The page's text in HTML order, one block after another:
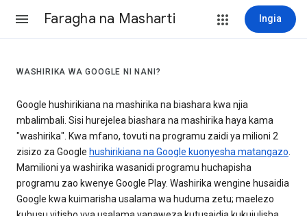
Faragha na Masharti Ingia
WASHIRIKA WA GOOGLE NI NANI?
Google hushirikiana na mashirika na biashara kwa njia
mbalimbali. Sisi hurejelea biashara na mashirika haya kama
"washirika". Kwa mfano, tovuti na programu zaidi ya milioni 2
zisizo za Google hushirikiana na Google kuonyesha matangazo.
Mamilioni ya washirika wasanidi programu huchapisha
programu zao kwenye Google Play. Washirika wengine husaidia
Google kwa kuimarisha usalama wa huduma zetu; maelezo